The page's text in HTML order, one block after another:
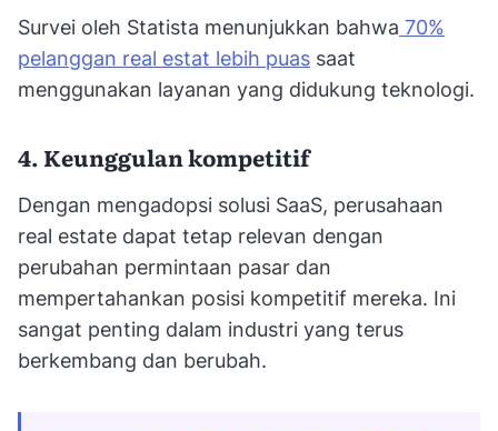
Survei oleh Statista menunjukkan bahwa 70%
pelanggan real estat lebih puas saat
menggunakan layanan yang didukung teknologi.
4. Keunggulan kompetitif
Dengan mengadopsi solusi SaaS, perusahaan
real estate dapat tetap relevan dengan
perubahan permintaan pasar dan
mempertahankan posisi kompetitif mereka. Ini
sangat penting dalam industri yang terus
berkembang dan berubah.